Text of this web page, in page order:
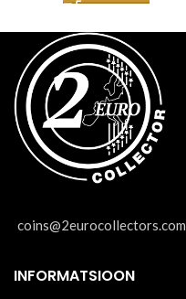
coins@2eurocollectors.com
INFORMATSIOON